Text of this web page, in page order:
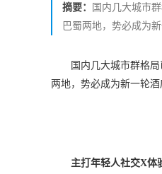
摘要：
国内几大城市
巴蜀两地，势必成为
国内几大城市群格
两地，势必成为新一轮酒
主打年轻人社交X体